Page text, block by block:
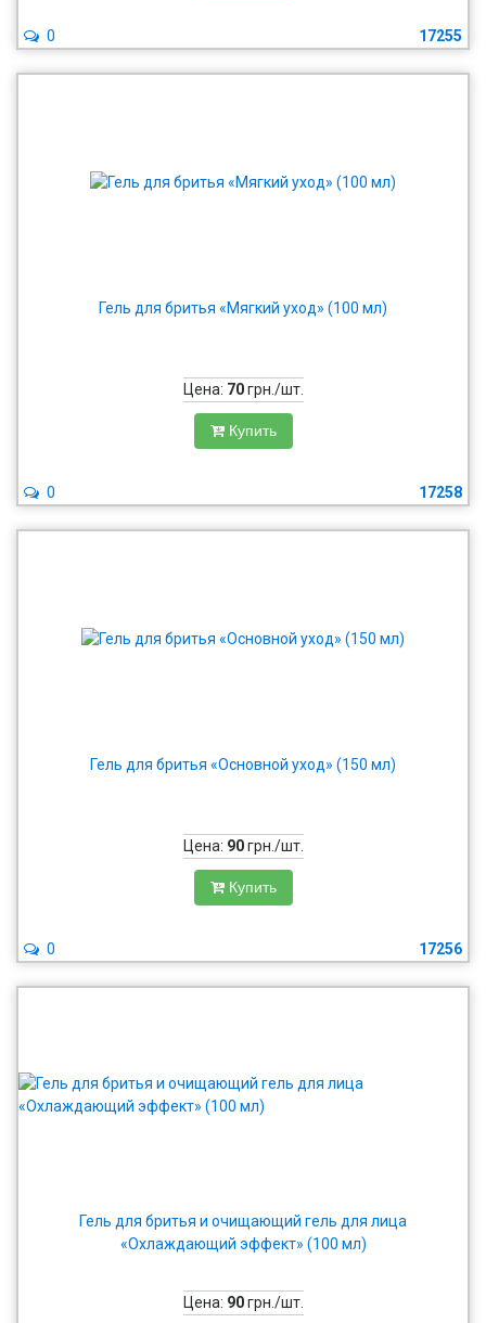
17255
0
Гель для бритья «Мягкий уход» (100 мл)
Цена: 70грн./шт.
Купить
17258
0
Гель для бритья «Основной уход» (150 мл)
Цена: 90грн./шт.
Купить
17256
0
Гель для бритья и очищающий гель для лица
«Охлаждающий эффект» (100 мл)
Цена: 90грн./шт.